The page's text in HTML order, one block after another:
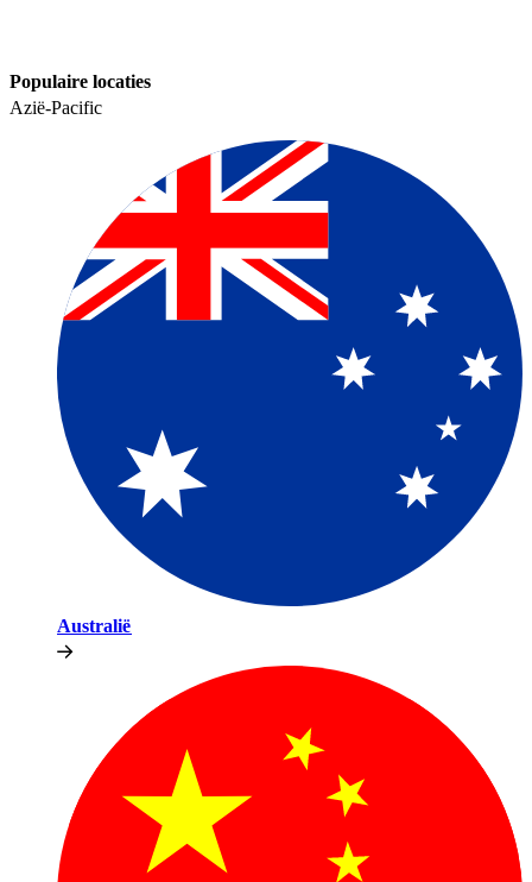
Populaire locaties​​
Azië-Pacific​​
Australië​​